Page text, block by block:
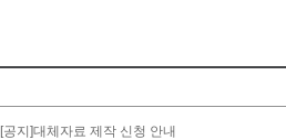
[공지]대체자료 제작 신청 안내